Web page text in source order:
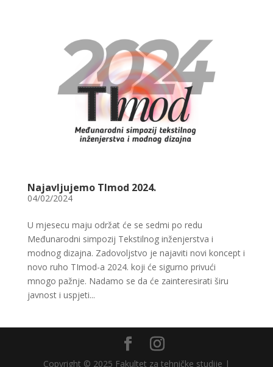
Najavljujemo TImod 2024.
04/02/2024
U mjesecu maju održat će se sedmi po redu
Međunarodni simpozij Tekstilnog inženjerstva i
modnog dizajna. Zadovoljstvo je najaviti novi koncept i
novo ruho TImod-a 2024. koji će sigurno privući
mnogo pažnje. Nadamo se da će zainteresirati širu
javnost i uspjeti...
Copyright © 2025 Fakultet za tehničke studije |